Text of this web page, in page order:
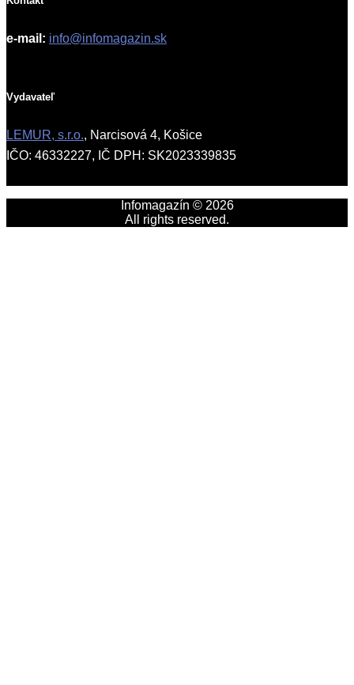
e-mail: info@infomagazin.sk
Vydavateľ
LEMUR, s.r.o., Narcisová 4, Košice
IČO: 46332227, IČ DPH: SK2023339835
Infomagazín © 2026
All rights reserved.